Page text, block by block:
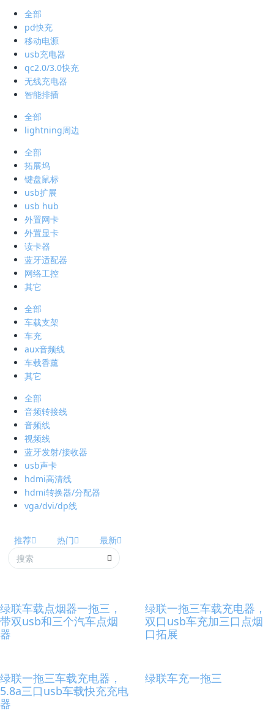
全部
pd快充
移动电源
usb充电器
qc2.0/3.0快充
无线充电器
智能排插
全部
lightning周边
全部
拓展坞
键盘鼠标
usb扩展
usb hub
外置网卡
外置显卡
读卡器
蓝牙适配器
网络工控
其它
全部
车载支架
车充
aux音频线
车载香薰
其它
全部
音频转接线
音频线
视频线
蓝牙发射/接收器
usb声卡
hdmi高清线
hdmi转换器/分配器
vga/dvi/dp线
推荐 热门 最新
绿联车载点烟器一拖三，
带双usb和三个汽车点烟
器
绿联一拖三车载充电器，
双口usb车充加三口点烟
口拓展
绿联一拖三车载充电器，
5.8a三口usb车载快充充电
器
绿联车充一拖三